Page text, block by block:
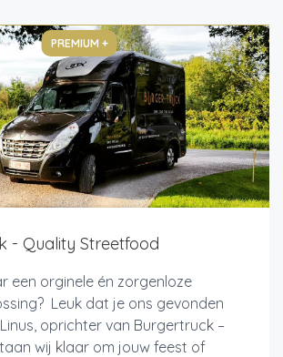
PREMIUM +
- Quality Streetfood
een orginele én zorgenloze
Leuk dat je ons gevonden
oprichter van Burgertruck –
wij klaar om jouw feest of